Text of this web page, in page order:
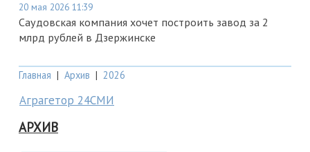
20 мая 2026 11:39
Саудовская компания хочет построить завод за 2
млрд рублей в Дзержинске
Главная | Архив | 2026
Аграгетор 24СМИ
АРХИВ